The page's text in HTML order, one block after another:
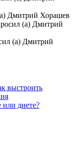
Дмитрий Хорашев
(а) Дмитрий
(а) Дмитрий
выстроить
или диете?